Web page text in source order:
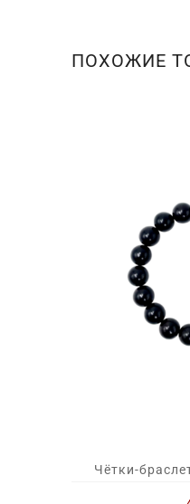
ПОХОЖИЕ
Чётки-